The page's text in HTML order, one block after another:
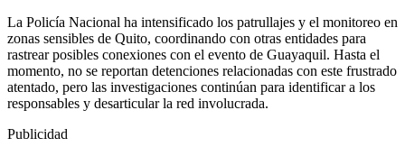
La Policía Nacional ha intensificado los patrullajes y el monitoreo en
zonas sensibles de Quito, coordinando con otras entidades para
rastrear posibles conexiones con el evento de Guayaquil. Hasta el
momento, no se reportan detenciones relacionadas con este frustrado
atentado, pero las investigaciones continúan para identificar a los
responsables y desarticular la red involucrada.
Publicidad